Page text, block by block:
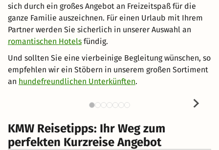
sich durch ein großes Angebot an Freizeitspaß für die
ganze Familie auszeichnen. Für einen Urlaub mit Ihrem
Partner werden Sie sicherlich in unserer Auswahl an
romantischen Hotels fündig.
Und sollten Sie eine vierbeinige Begleitung wünschen, so
empfehlen wir ein Stöbern in unserem großen Sortiment
an hundefreundlichen Unterkünften.
KMW Reisetipps: Ihr Weg zum
perfekten Kurzreise Angebot